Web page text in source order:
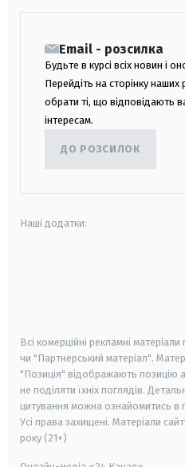
Email - розсилка
Будьте в курсі всіх новин і
Перейдіть на сторінку
обрати ті, що відповідають
інтересам.
ДО РОЗСИЛОК
Наші додатки:
Всі комерційні рекламні
чи "Партнерський матеріал".
"Позиція" відображають позицію
не поділяти їхніх поглядів.
цитування можна ознайомитись в
Усі права захищені. Матеріали
року (21+)